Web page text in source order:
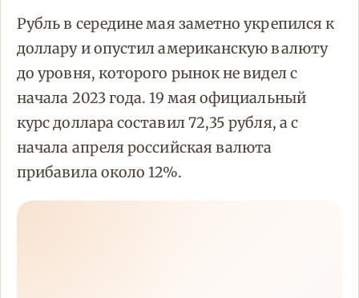
Рубль в середине мая заметно укрепился к
доллару и опустил американскую валюту
до уровня, которого рынок не видел с
начала 2023 года. 19 мая официальный
курс доллара составил 72,35 рубля, а с
начала апреля российская валюта
прибавила около 12%.